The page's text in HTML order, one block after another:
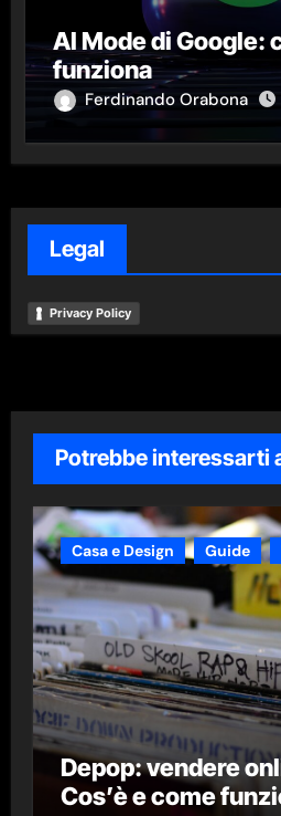
AI Mode di Google:
funziona
Ferdinando Orabona
Legal
Privacy Policy
Potrebbe interessarti
Casa e Design Guide
Depop: vendere
Cos’è e come